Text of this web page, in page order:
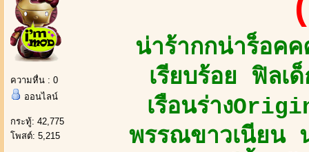
ความหื่น : 0
ออนไลน์
กระทู้: 42,775
โพสต์: 5,215
น่าร้ากกน่าร็อ
เรียบร้อย ฟิล
เรือนร่าง
พรรณขาวเนียน